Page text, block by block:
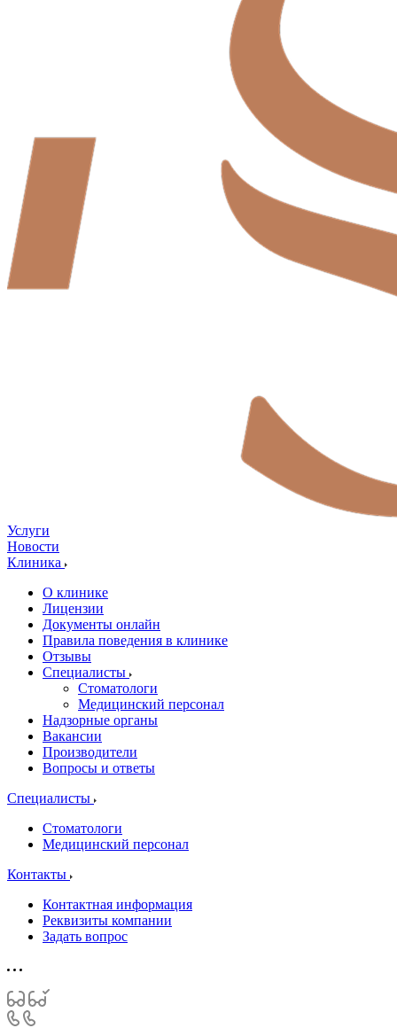
Услуги
Новости
Клиника
О клинике
Лицензии
Документы онлайн
Правила поведения в клинике
Отзывы
Специалисты
Стоматологи
Медицинский персонал
Надзорные органы
Вакансии
Производители
Вопросы и ответы
Специалисты
Стоматологи
Медицинский персонал
Контакты
Контактная информация
Реквизиты компании
Задать вопрос